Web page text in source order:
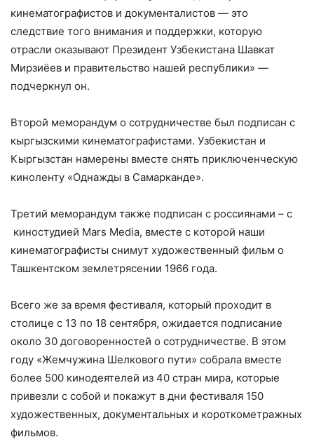
кинематографистов и документалистов — это
следствие того внимания и поддержки, которую
отрасли оказывают Президент Узбекистана Шавкат
Мирзиёев и правительство нашей республики» —
подчеркнул он.
Второй меморандум о сотрудничестве был подписан с
кыргызскими кинематографистами. Узбекистан и
Кыргызстан намерены вместе снять приключенческую
киноленту «Однажды в Самарканде».
Третий меморандум также подписан с россиянами – с
киностудией Mars Media, вместе с которой наши
кинематографисты снимут художественный фильм о
Ташкентском землетрясении 1966 года.
Всего же за время фестиваля, который проходит в
столице с 13 по 18 сентября, ожидается подписание
около 30 договоренностей о сотрудничестве. В этом
году «Жемчужина Шелкового пути» собрала вместе
более 500 кинодеятелей из 40 стран мира, которые
привезли с собой и покажут в дни фестиваля 150
художественных, документальных и короткометражных
фильмов.